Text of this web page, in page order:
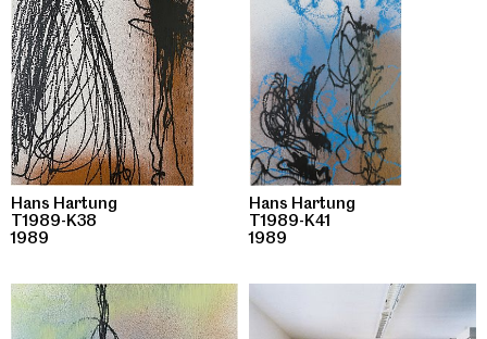
Hans Hartung
T1989-K38
1989
Hans Hartung
T1989-K41
1989